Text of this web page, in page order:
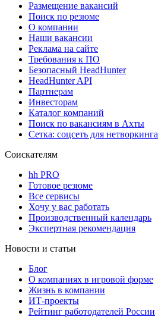
Размещение вакансий
Поиск по резюме
О компании
Наши вакансии
Реклама на сайте
Требования к ПО
Безопасный HeadHunter
HeadHunter API
Партнерам
Инвесторам
Каталог компаний
Поиск по вакансиям в Ахты
Сетка: соцсеть для нетворкинга
Соискателям
hh PRO
Готовое резюме
Все сервисы
Хочу у вас работать
Производственный календарь
Экспертная рекомендация
Новости и статьи
Блог
О компаниях в игровой форме
Жизнь в компании
ИТ-проекты
Рейтинг работодателей России